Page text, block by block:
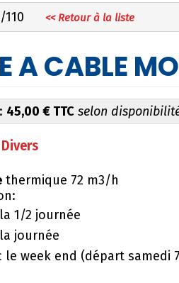
110 << Retour à la liste
A CABLE
45,00 € TTC selon
thermique 72 m3/h
1/2 journée
journée
le week end (départ samedi